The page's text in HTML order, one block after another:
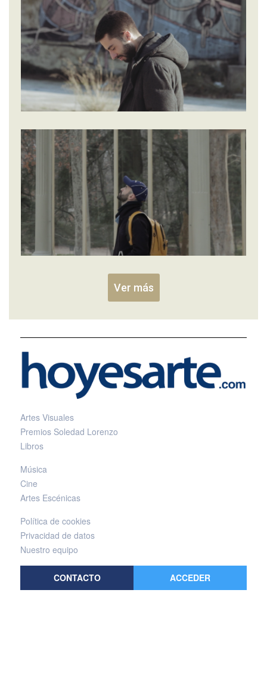
Ver más
Artes Visuales
Premios Soledad Lorenzo
Libros
Música
Cine
Artes Escénicas
Política de cookies
Privacidad de datos
Nuestro equipo
CONTACTO ACCEDER